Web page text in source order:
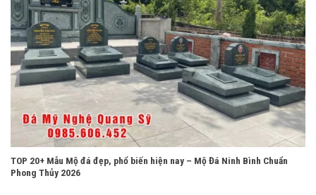
TOP 20+ Mẫu Mộ đá đẹp, phổ biến hiện nay – Mộ Đá Ninh Bình Chuẩn
Phong Thủy 2026